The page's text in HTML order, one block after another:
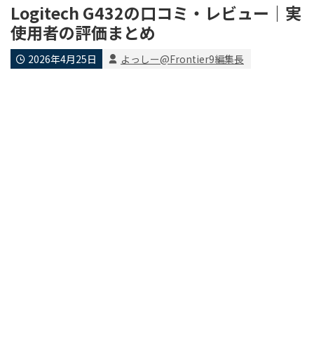
Logitech G432の口コミ・レビュー｜実
使用者の評価まとめ
2026年4月25日 よっしー@Frontier9編集長